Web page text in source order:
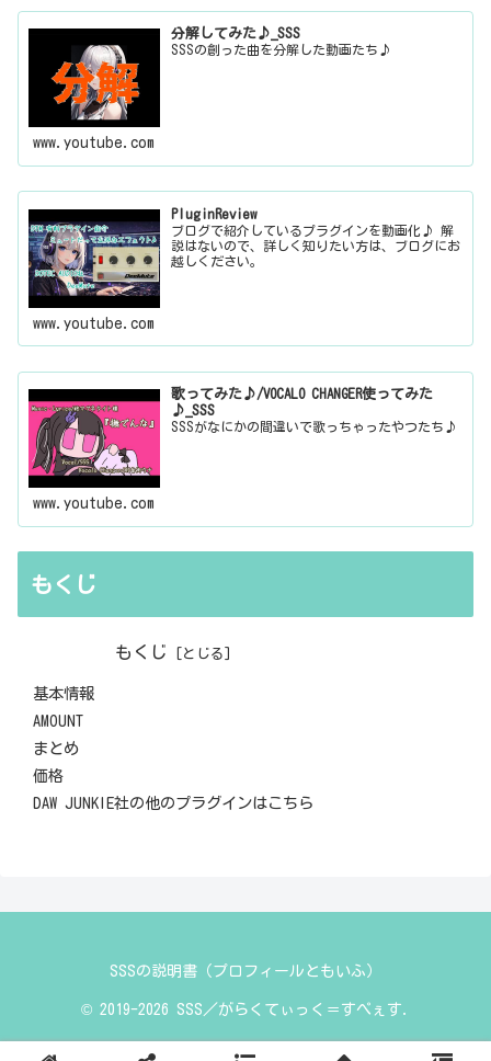
分解してみた♪_SSS
SSSの創った曲を分解した動画たち♪
www.youtube.com
PluginReview
ブログで紹介しているプラグインを動画化♪ 解
説はないので、詳しく知りたい方は、ブログにお
越しください。
www.youtube.com
歌ってみた♪/VOCALO CHANGER使ってみた
♪_SSS
SSSがなにかの間違いで歌っちゃったやつたち♪
www.youtube.com
もくじ
もくじ
基本情報
AMOUNT
まとめ
価格
DAW JUNKIE社の他のプラグインはこちら
SSSの説明書（プロフィールともいふ）
© 2019-2026 SSS／がらくてぃっく＝すぺぇす.